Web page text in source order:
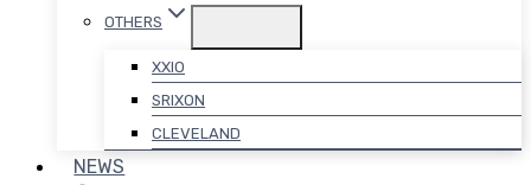
OTHERS
XXIO
SRIXON
CLEVELAND
NEWS